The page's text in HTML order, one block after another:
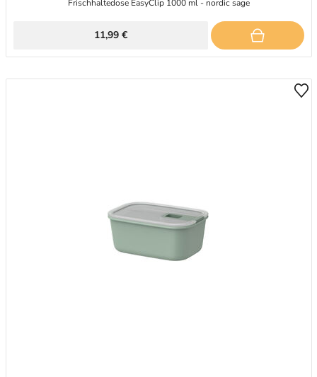
Frischhaltedose EasyClip 1000 ml - nordic sage
11,99 €